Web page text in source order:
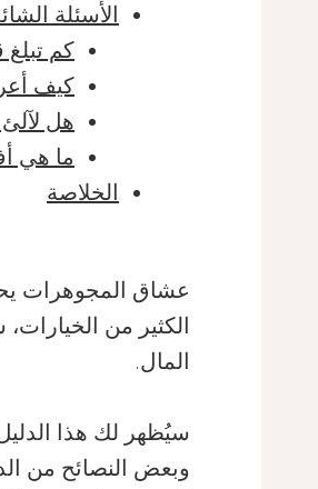
الأسئلة
كم تبلغ
كيف
هل
ما هي
الخلاصة
عشاق المجوهرات
الكثير من
المال.
سيُظهر لك هذا
وبعض النصائح من